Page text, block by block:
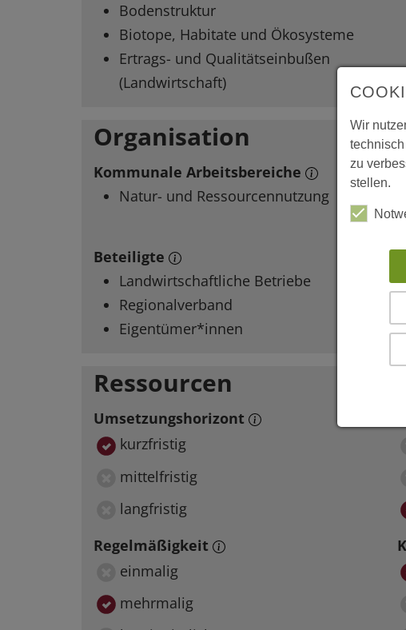
Bodenstruktur
Biotope, Habitate und Ökosysteme
Ertrags- und Qualitätseinbußen
(Landwirtschaft)
Organisation
Kommunale Arbeitsbereiche
Natur- und Ressourcennutzung
Beteiligte
Landwirtschaftliche Betriebe
Regionalverband
Eigentümer*innen
Ressourcen
Umsetzungshorizont
kurzfristig
mittelfristig
langfristig
Regelmäßigkeit
einmalig
mehrmalig
Wir
zu
stellen.